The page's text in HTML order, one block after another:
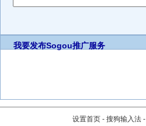
我要发布Sogou推广服务
设置首页 - 搜狗输入法 -